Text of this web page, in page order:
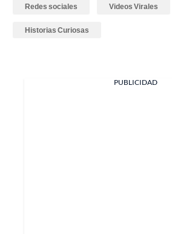
Redes sociales Videos Virales
Historias Curiosas
PUBLICIDAD